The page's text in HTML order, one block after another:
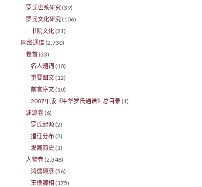
罗氏世系研究 (39)
罗氏文化研究 (106)
书院文化 (21)
网络通谱 (2,730)
卷首 (33)
名人题词 (10)
重要图文 (12)
前言序文 (10)
2007年版《中华罗氏通谱》总目录 (1)
渊源卷 (6)
罗氏起源 (2)
播迁分布 (2)
发展简史 (1)
人物卷 (2,348)
鸿儒硕彦 (56)
王侯卿相 (175)